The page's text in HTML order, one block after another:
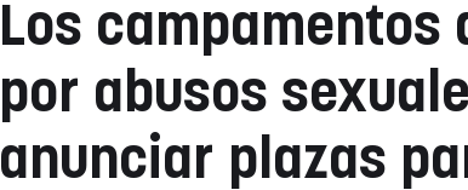
Los campamentos
por abusos
anunciar plazas